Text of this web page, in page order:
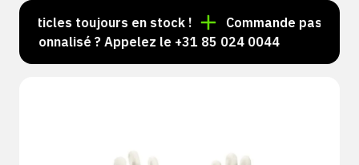
toujours en stock !
Commande passée
? Appelez le +31 85 024 0044